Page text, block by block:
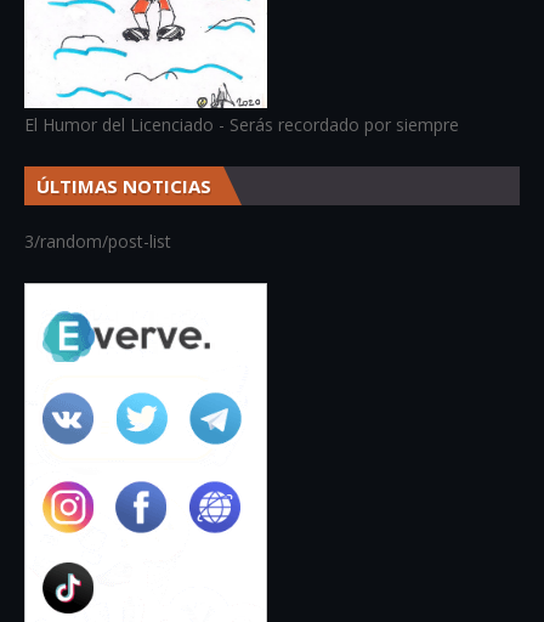
El Humor del Licenciado - Serás recordado por siempre
ÚLTIMAS NOTICIAS
3/random/post-list